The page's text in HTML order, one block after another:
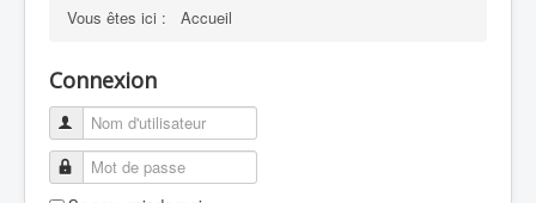
ESCALADE
ALPINISME
Vous êtes ici : Accueil
Connexion